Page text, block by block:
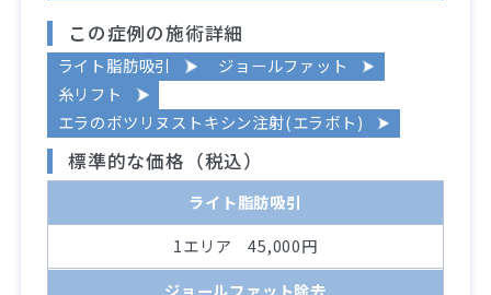
この症例の施術詳細
ライト脂肪吸引
ジョールファット
糸リフト
エラのボツリヌストキシン注射(エラボト)
標準的な価格（税込）
ライト脂肪吸引
1エリア 45,000円
ジョールファット除去